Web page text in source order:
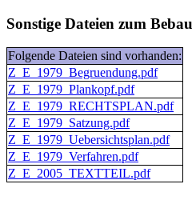
Sonstige Dateien zum
Folgende Dateien sind vorhanden:
Z_E_1979_Begruendung.pdf
Z_E_1979_Plankopf.pdf
Z_E_1979_RECHTSPLAN.pdf
Z_E_1979_Satzung.pdf
Z_E_1979_Uebersichtsplan.pdf
Z_E_1979_Verfahren.pdf
Z_E_2005_TEXTTEIL.pdf